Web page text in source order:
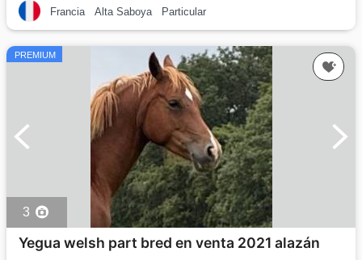
Francia Alta Saboya Particular
PREMIUM
3
Yegua welsh part bred en venta 2021 alazán